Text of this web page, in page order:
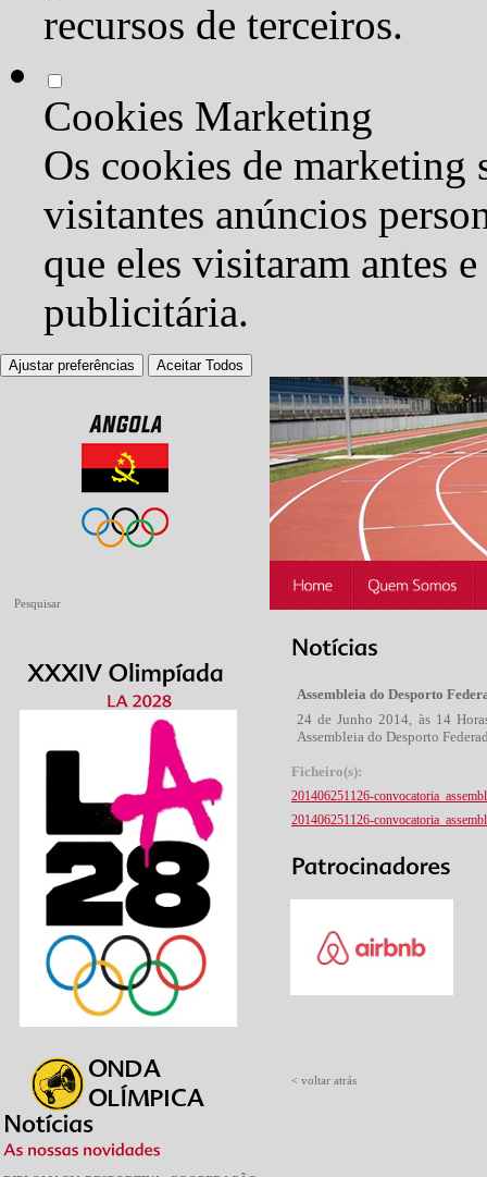
recursos de terceiros.
Cookies Marketing
Os cookies de marketing
visitantes anúncios
que eles visitaram antes
publicitária.
Ajustar preferências Aceitar Todos
Assembleia do Desporto
24 de Junho 2014, às 14
Assembleia do Desporto
Ficheiro(s):
201406251126-
201406251126-
< voltar atrás